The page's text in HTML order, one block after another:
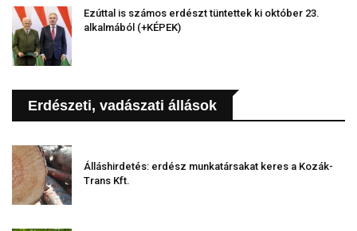
Ezúttal is számos erdészt tüntettek ki október 23.
alkalmából (+KÉPEK)
Erdészeti, vadászati állások
Álláshirdetés: erdész munkatársakat keres a Kozák-
Trans Kft.